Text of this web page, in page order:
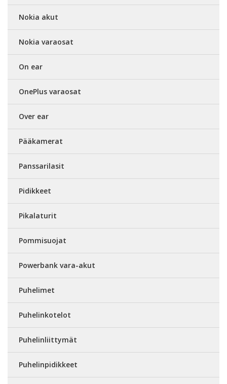
Nokia akut
Nokia varaosat
On ear
OnePlus varaosat
Over ear
Pääkamerat
Panssarilasit
Pidikkeet
Pikalaturit
Pommisuojat
Powerbank vara-akut
Puhelimet
Puhelinkotelot
Puhelinliittymät
Puhelinpidikkeet